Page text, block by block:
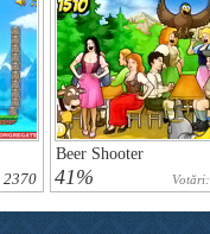
2370
Beer Shooter
41% Votări: